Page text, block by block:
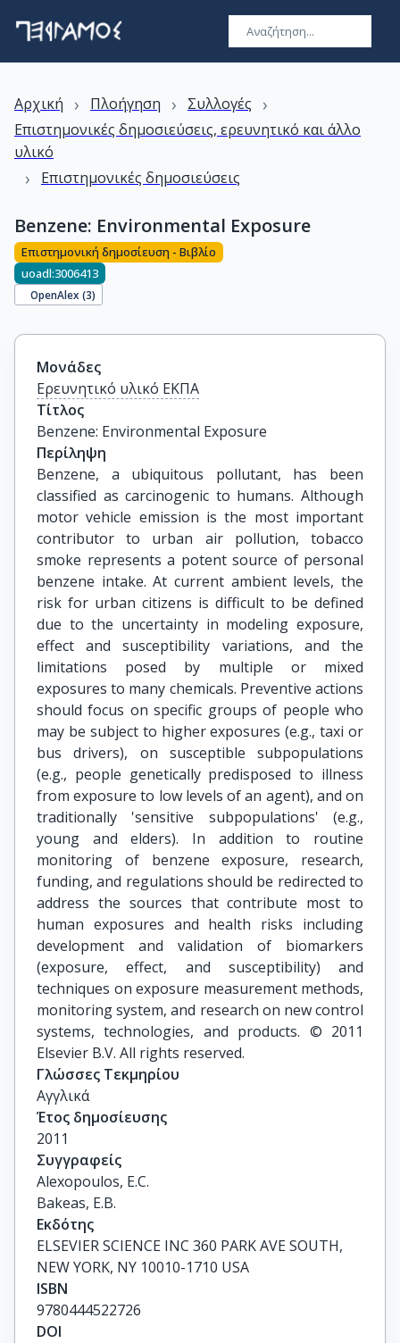
Αρχική › Πλοήγηση › Συλλογές ›
Επιστημονικές δημοσιεύσεις, ερευνητικό και άλλο
υλικό
› Επιστημονικές δημοσιεύσεις
Benzene: Environmental Exposure
Επιστημονική δημοσίευση - Βιβλίο
uoadl:3006413
OpenAlex (3)
Μονάδες
Ερευνητικό υλικό ΕΚΠΑ
Τίτλος
Benzene: Environmental Exposure
Περίληψη
Benzene, a ubiquitous pollutant, has been
classified as carcinogenic to humans. Although
motor vehicle emission is the most important
contributor to urban air pollution, tobacco
smoke represents a potent source of personal
benzene intake. At current ambient levels, the
risk for urban citizens is difficult to be defined
due to the uncertainty in modeling exposure,
effect and susceptibility variations, and the
limitations posed by multiple or mixed
exposures to many chemicals. Preventive actions
should focus on specific groups of people who
may be subject to higher exposures (e.g., taxi or
bus drivers), on susceptible subpopulations
(e.g., people genetically predisposed to illness
from exposure to low levels of an agent), and on
traditionally 'sensitive subpopulations' (e.g.,
young and elders). In addition to routine
monitoring of benzene exposure, research,
funding, and regulations should be redirected to
address the sources that contribute most to
human exposures and health risks including
development and validation of biomarkers
(exposure, effect, and susceptibility) and
techniques on exposure measurement methods,
monitoring system, and research on new control
systems, technologies, and products. © 2011
Elsevier B.V. All rights reserved.
Γλώσσες Τεκμηρίου
Αγγλικά
Έτος δημοσίευσης
2011
Συγγραφείς
Alexopoulos, E.C.
Bakeas, E.B.
Εκδότης
ELSEVIER SCIENCE INC 360 PARK AVE SOUTH,
NEW YORK, NY 10010-1710 USA
ISBN
9780444522726
DOI